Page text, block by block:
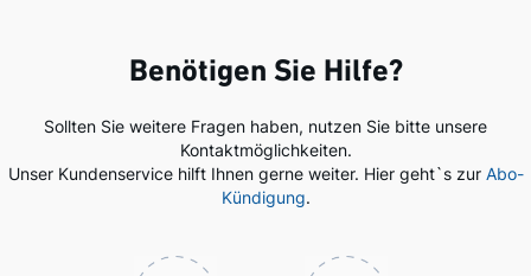
Benötigen Sie Hilfe?
Sollten Sie weitere Fragen haben, nutzen Sie bitte unsere
Kontaktmöglichkeiten.
Unser Kundenservice hilft Ihnen gerne weiter. Hier geht`s zur Abo-
Kündigung.